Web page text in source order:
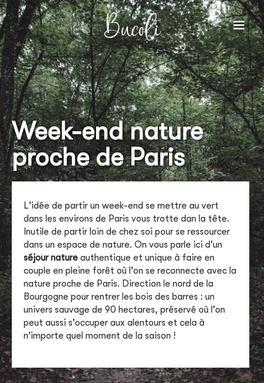
Bucoli
Week-end nature
proche de Paris
L'idée de partir un week-end se mettre au vert
dans les environs de Paris vous trotte dan la tête.
Inutile de partir loin de chez soi pour se ressourcer
dans un espace de nature. On vous parle ici d'un
séjour nature authentique et unique à faire en
couple en pleine forêt où l'on se reconnecte avec la
nature proche de Paris. Direction le nord de la
Bourgogne pour rentrer les bois des barres : un
univers sauvage de 90 hectares, préservé où l'on
peut aussi s'occuper aux alentours et cela à
n'importe quel moment de la saison !